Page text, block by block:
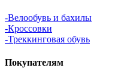
-Велообувь и бахилы
-Кроссовки
-Треккинговая обувь
Покупателям